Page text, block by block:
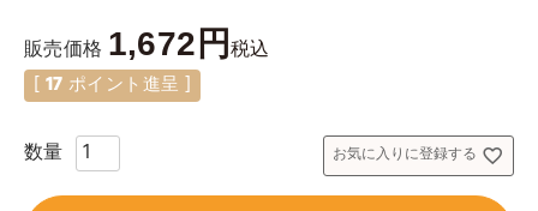
販売価格 1,672 税込
17 ポイント進呈 ]
お気に入りに登録する